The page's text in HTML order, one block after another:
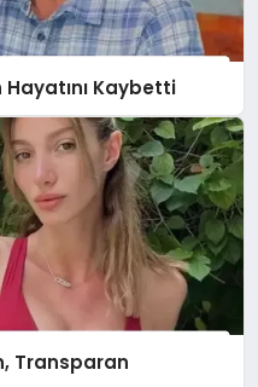
Kaybetti
Transparan